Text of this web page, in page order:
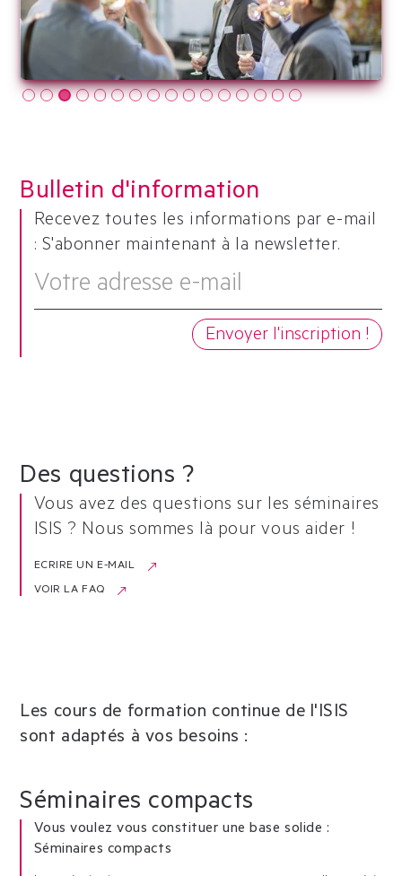
Slide 3 of 16.
Bulletin d'information
Recevez toutes les informations par e-mail
: S'abonner maintenant à la newsletter.
Des questions ?
Vous avez des questions sur les séminaires
ISIS ? Nous sommes là pour vous aider !
ECRIRE UN E-MAIL
VOIR LA FAQ
Les cours de formation continue de l'ISIS
sont adaptés à vos besoins :
Séminaires compacts
Vous voulez vous constituer une base solide :
Séminaires compacts